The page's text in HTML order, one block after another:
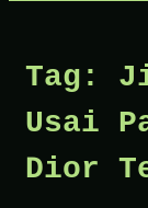
Tag:
Usai
Dior